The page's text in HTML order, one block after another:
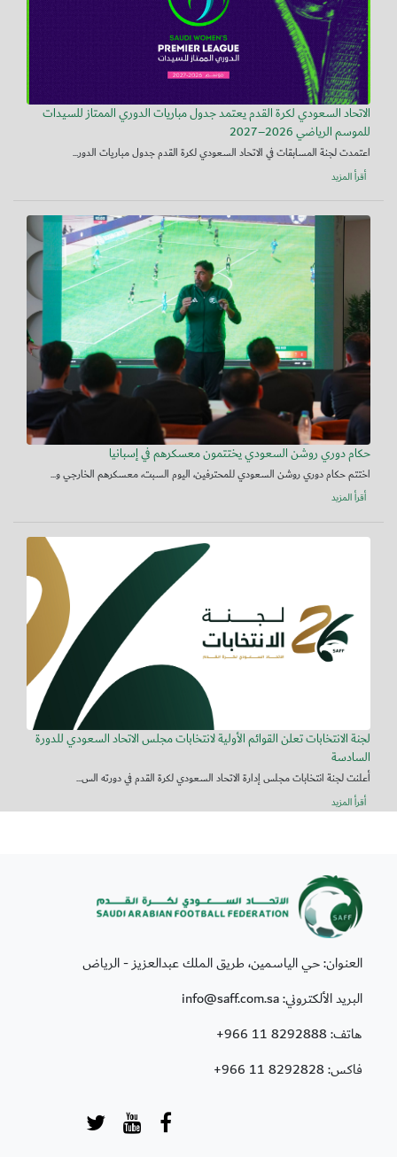
الاتحاد السعودي لكرة القدم يعتمد جدول مباريات الدوري الممتاز للسيدات
للموسم الرياضي 2026–2027
اعتمدت لجنة المسابقات في الاتحاد السعودي لكرة القدم جدول مباريات الدور...
أقرأ المزيد
حكام دوري روشن السعودي يختتمون معسكرهم في إسبانيا
اختتم حكام دوري روشن السعودي للمحترفين، اليوم السبت، معسكرهم الخارجي و...
أقرأ المزيد
لجنة الانتخابات تعلن القوائم الأولية لانتخابات مجلس الاتحاد السعودي للدورة
السادسة
أعلنت لجنة انتخابات مجلس إدارة الاتحاد السعودي لكرة القدم في دورته الس...
أقرأ المزيد
العنوان: حي الياسمين، طريق الملك عبدالعزيز - الرياض
البريد الألكتروني: info@saff.com.sa
هاتف:+966 11 8292888
فاكس:+966 11 8292828